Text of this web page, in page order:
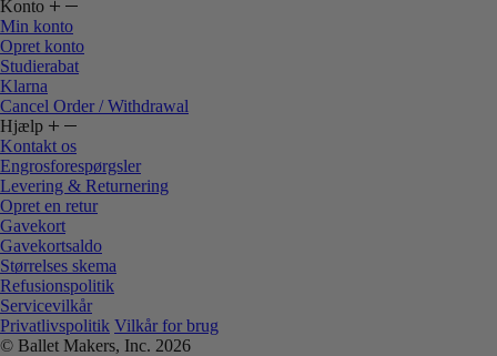
Konto
Min konto
Opret konto
Studierabat
Klarna
Cancel Order / Withdrawal
Hjælp
Kontakt os
Engrosforespørgsler
Levering & Returnering
Opret en retur
Gavekort
Gavekortsaldo
Størrelses skema
Refusionspolitik
Servicevilkår
Privatlivspolitik Vilkår for brug
© Ballet Makers, Inc. 2026